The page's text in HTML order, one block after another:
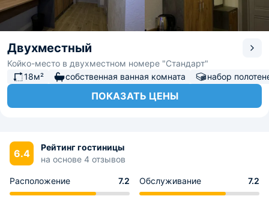
Двухместный
Койко-место в двухместном номере "Стандарт"
18м²
собственная ванная комната набор
ПОКАЗАТЬ ЦЕНЫ
6.4
Рейтинг гостиницы
на основе 4 отзывов
Расположение 7.2 Обслуживание 7.2